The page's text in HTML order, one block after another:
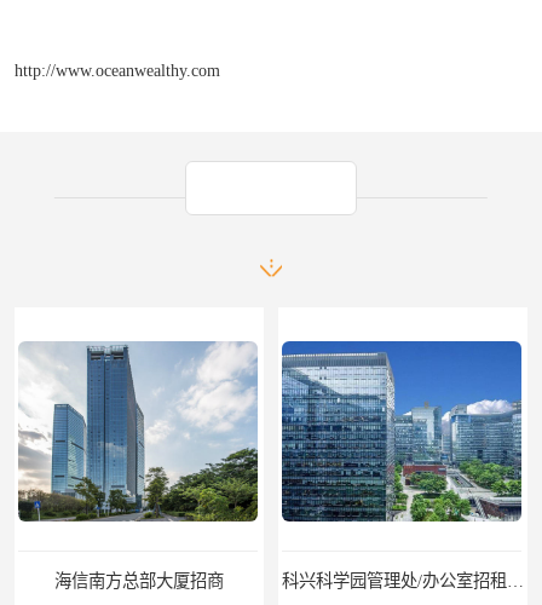
http://www.oceanwealthy.com
海信南方总部大厦招商 科兴科学园管理处/办公室招租/租金价格